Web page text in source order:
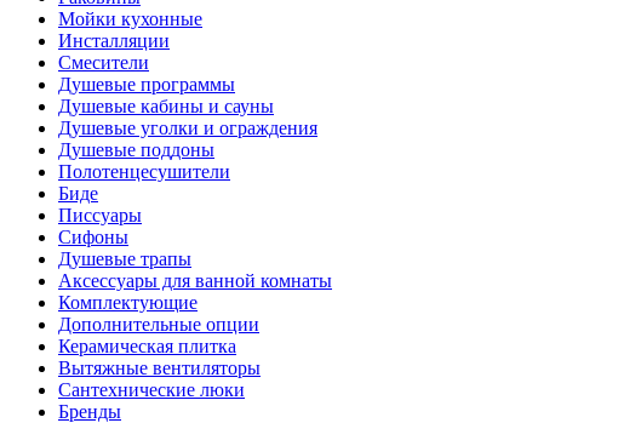
Мойки кухонные
Инсталляции
Смесители
Душевые программы
Душевые кабины и сауны
Душевые уголки и ограждения
Душевые поддоны
Полотенцесушители
Биде
Писсуары
Сифоны
Душевые трапы
Аксессуары для ванной комнаты
Комплектующие
Дополнительные опции
Керамическая плитка
Вытяжные вентиляторы
Сантехнические люки
Бренды